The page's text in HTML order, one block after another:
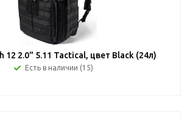
12 2.0" 5.11 Tactical, цвет Black (24л)
Есть в наличии (15)